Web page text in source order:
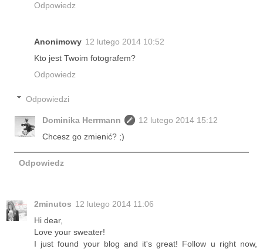
Odpowiedz
Anonimowy 12 lutego 2014 10:52
Kto jest Twoim fotografem?
Odpowiedz
Odpowiedzi
Dominika Herrmann
12 lutego 2014 15:12
Chcesz go zmienić? ;)
Odpowiedz
2minutos 12 lutego 2014 11:06
Hi dear,
Love your sweater!
I just found your blog and it's great! Follow u right now,